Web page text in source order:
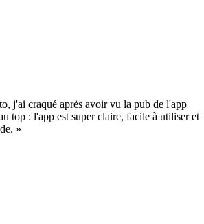
j'ai craqué après avoir vu la pub de l'app
top : l'app est super claire, facile à utiliser et
»